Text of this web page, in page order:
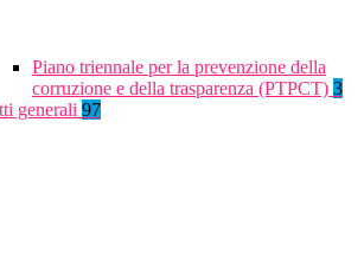
Piano triennale per la prevenzione della
corruzione e della trasparenza (PTPCT) 3
generali 97